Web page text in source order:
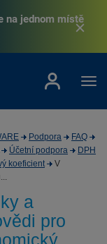
na jednom místě
Podpora
FAQ
Účetní podpora
DPH
koeficient
V
a
pro